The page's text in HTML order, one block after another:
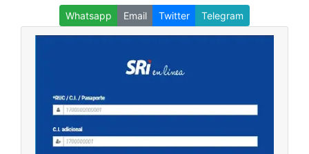
Whatsapp Email Twitter Telegram